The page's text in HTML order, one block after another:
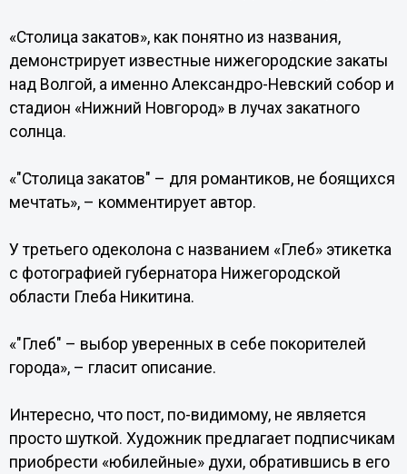
«Столица закатов», как понятно из названия,
демонстрирует известные нижегородские закаты
над Волгой, а именно Александро-Невский собор и
стадион «Нижний Новгород» в лучах закатного
солнца.
«"Столица закатов" – для романтиков, не боящихся
мечтать», – комментирует автор.
У третьего одеколона с названием «Глеб» этикетка
с фотографией губернатора Нижегородской
области Глеба Никитина.
«"Глеб" – выбор уверенных в себе покорителей
города», – гласит описание.
Интересно, что пост, по-видимому, не является
просто шуткой. Художник предлагает подписчикам
приобрести «юбилейные» духи, обратившись в его